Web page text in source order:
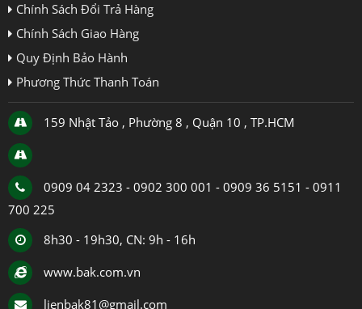
Chính Sách Đổi Trả Hàng
Chính Sách Giao Hàng
Quy Định Bảo Hành
Phương Thức Thanh Toán
159 Nhật Tảo , Phường 8 , Quận 10 , TP.HCM
0909 04 2323 - 0902 300 001 - 0909 36 5151 - 0911
700 225
8h30 - 19h30, CN: 9h - 16h
www.bak.com.vn
lienbak81@gmail.com